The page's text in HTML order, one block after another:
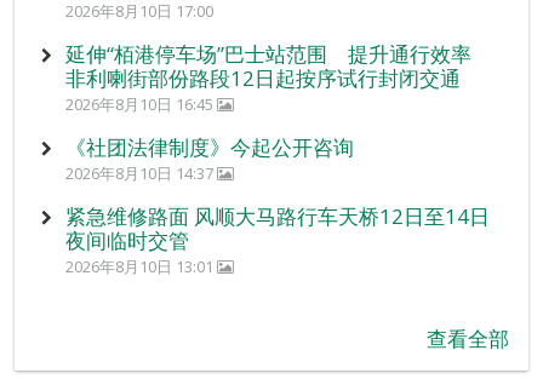
2026年8月10日 17:00
延伸“栢港停车场”巴士站范围 提升通行效率
非利喇街部份路段12日起按序试行封闭交通
2026年8月10日 16:45
《社团法律制度》今起公开咨询
2026年8月10日 14:37
紧急维修路面 风顺大马路行车天桥12日至14日
夜间临时交管
2026年8月10日 13:01
查看全部